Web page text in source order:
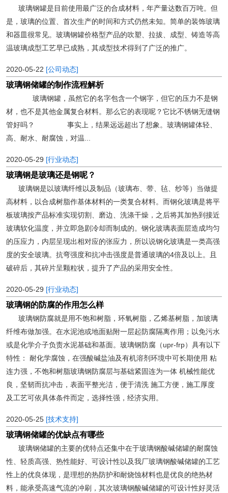
玻璃钢罐是目前使用最广泛的合成材料，年产量达数百万吨。但
是，玻璃的位置、首次生产的时间和方式仍然未知。简单的装饰玻璃
和器皿很常见。玻璃钢罐价格型产品的吹塑、拉拔、成型、铸造等高
温玻璃成型工艺早已成熟，其成型技术得到了广泛的推广。
2020-05-22 [公司动态]
玻璃钢储罐的制作流程解析
玻璃钢罐，虽然它的名字包含一个钢字，但它的压力不是钢
材，也不是其他金属复合材料。那么它的表现呢？它比不锈钢无缝钢
管好吗？ 事实上，结果远远超出了想象。玻璃钢罐体轻、
高、耐水、耐腐蚀，对温...
2020-05-29 [行业动态]
玻璃钢是玻璃还是钢呢？
玻璃钢是以玻璃纤维以及制品（玻璃布、带、毡、纱等）当做提
高材料，以合成树脂作基体材料的一类复合材料。而钢化玻璃是将平
板玻璃按产品标准实现切割、磨边、洗涤干燥，之后将其加热到接近
玻璃软化温度，并立即急剧冷却而制成的。钢化玻璃表面层造成均匀
的压应力，内层呈现出相对应的张应力，所以说钢化玻璃是一类高强
度的安全玻璃。抗弯强度和抗冲击强度是普通玻璃的4倍及以上。且
破碎后，其碎片呈颗粒状，提升了产品的采用安全性。
2020-05-29 [行业动态]
玻璃钢的防腐的作用怎么样
玻璃钢防腐就是用不饱和树脂，环氧树脂，乙烯基树脂，加玻璃
纤维布做加强。在水泥池或地面贴附一层起防腐隔离作用；以免污水
或是化学介子负责水泥基础和基面。玻璃钢防腐（upr-frp）具有以下
特性： 耐化学腐蚀，在强酸碱盐油及有机溶剂环境中可长期使用 粘
连力强，不饱和树脂玻璃钢防腐层与基础紧固连为一体 机械性能优
良，坚韧而抗冲击，表面平整光洁，便于清洗 施工方便，施工厚度
及工艺可依具体条件而定，选择性强，经济实用。
2020-05-25 [技术支持]
玻璃钢储罐的优缺点有哪些
玻璃钢储罐的主要的优特点还集中在于玻璃钢酸碱储罐的耐腐蚀
性、轻质高强、热性能好、可设计性以及我厂玻璃钢酸碱储罐的工艺
性上的优良体现，是理想的热防护和耐烧蚀材料也是优良的绝热材
料，能承受高速气流的冲刷，其次玻璃钢酸碱储罐的可设计性好灵活